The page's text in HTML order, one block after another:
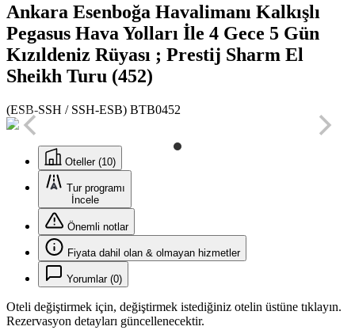
Ankara Esenboğa Havalimanı Kalkışlı
Pegasus Hava Yolları İle 4 Gece 5 Gün
Kızıldeniz Rüyası ; Prestij Sharm El
Sheikh Turu (452)
(ESB-SSH / SSH-ESB) BTB0452
Oteller (10)
Tur programı
İncele
Önemli notlar
Fiyata dahil olan & olmayan hizmetler
Yorumlar (0)
Oteli değiştirmek için, değiştirmek istediğiniz otelin üstüne tıklayın.
Rezervasyon detayları güncellenecektir.